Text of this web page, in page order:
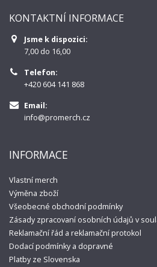
KONTAKTNÍ INFORMACE
Jsme k dispozici:
7,00 do 16,00
Telefon:
+420 604 141 868
Email:
info@promerch.cz
INFORMACE
Vlastní merch
Výměna zboží
Všeobecné obchodní podmínky
Zásady zpracovaní osobních údajů v
Reklamační řád a reklamační protokol
Dodací podmínky a dopravné
Platby ze Slovenska